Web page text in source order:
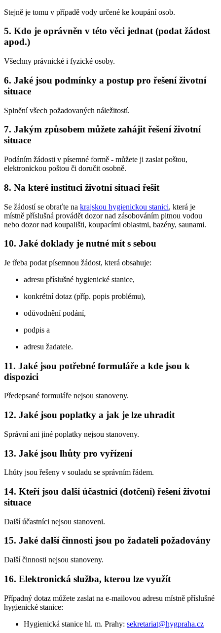
Stejně je tomu v případě vody určené ke koupání osob.
5. Kdo je oprávněn v této věci jednat (podat žádost
apod.)
Všechny právnické i fyzické osoby.
6. Jaké jsou podmínky a postup pro řešení životní
situace
Splnění všech požadovaných náležitostí.
7. Jakým způsobem můžete zahájit řešení životní
situace
Podáním žádosti v písemné formě - můžete ji zaslat poštou,
elektronickou poštou či doručit osobně.
8. Na které instituci životní situaci řešit
Se žádostí se obraťte na krajskou hygienickou stanici, která je
místně příslušná provádět dozor nad zásobováním pitnou vodou
nebo dozor nad koupališti, koupacími oblastmi, bazény, saunami.
10. Jaké doklady je nutné mít s sebou
Je třeba podat písemnou žádost, která obsahuje:
adresu příslušné hygienické stanice,
konkrétní dotaz (příp. popis problému),
odůvodnění podání,
podpis a
adresu žadatele.
11. Jaké jsou potřebné formuláře a kde jsou k
dispozici
Předepsané formuláře nejsou stanoveny.
12. Jaké jsou poplatky a jak je lze uhradit
Správní ani jiné poplatky nejsou stanoveny.
13. Jaké jsou lhůty pro vyřízení
Lhůty jsou řešeny v souladu se správním řádem.
14. Kteří jsou další účastníci (dotčení) řešení životní
situace
Další účastníci nejsou stanoveni.
15. Jaké další činnosti jsou po žadateli požadovány
Další činnosti nejsou stanoveny.
16. Elektronická služba, kterou lze využít
Případný dotaz můžete zaslat na e-mailovou adresu místně příslušné
hygienické stanice:
Hygienická stanice hl. m. Prahy: sekretariat@hygpraha.cz